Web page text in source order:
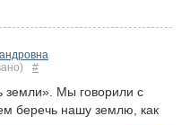
#
Мы говорили с
беречь нашу землю, как